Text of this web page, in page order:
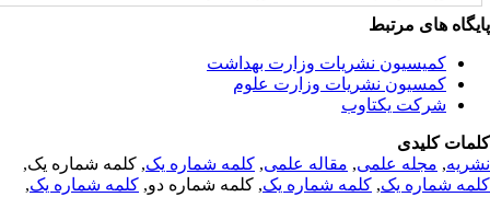
های مرتبط
کمیسیون نشریات وزارت بهداشت
کمسیون نشریات وزارت علوم
شرکت یکتاوب
کلیدی
,مجله علمی, مقاله علمی, کلمه شماره یک, کلمه شماره یک,
شماره یک,کلمه شماره یک, کلمه شماره دو,کلمه شماره یک,